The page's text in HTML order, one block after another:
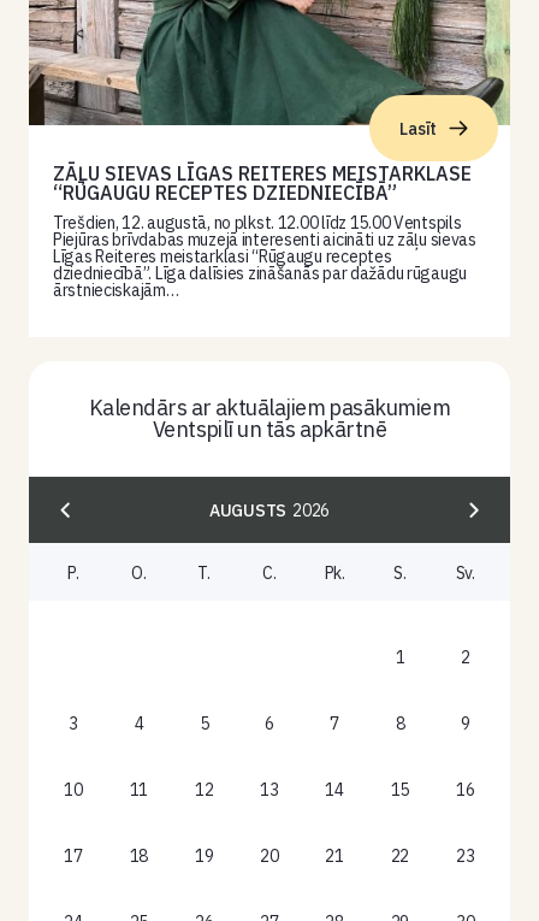
Lasīt
ZĀĻU SIEVAS LĪGAS REITERES MEISTARKLASE
“RŪGAUGU RECEPTES DZIEDNIECĪBĀ”
Trešdien, 12. augustā, no plkst. 12.00 līdz 15.00 Ventspils
Piejūras brīvdabas muzejā interesenti aicināti uz zāļu sievas
Līgas Reiteres meistarklasi “Rūgaugu receptes
dziedniecībā”. Līga dalīsies zināšanās par dažādu rūgaugu
ārstnieciskajām…
Kalendārs ar aktuālajiem pasākumiem
Ventspilī un tās apkārtnē
AUGUSTS 2026
P. O. T. C. Pk. S. Sv.
1 2
3 4 5 6 7 8 9
10 11 12 13 14 15 16
17 18 19 20 21 22 23